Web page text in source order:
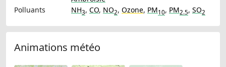
Polluants
NH3, CO, NO2, Ozone, PM10, PM2.5, SO2
Animations météo